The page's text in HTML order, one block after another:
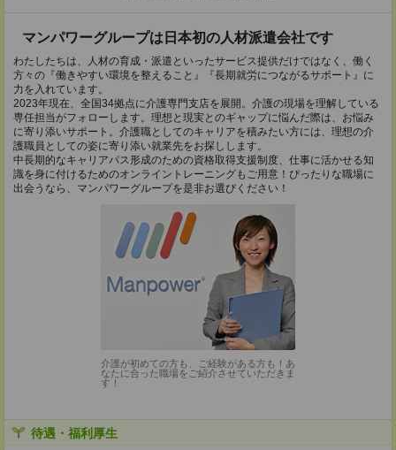
マンパワーグループは日本初の人材派遣会社です
わたしたちは、人材の育成・派遣といったサービス提供だけではなく、働く
方々の『働きやすい環境を整えること』『長期就労につながるサポート』に
力を入れています。
2023年現在、全国34拠点に介護専門支店を展開。介護の現場を理解している
専任担当がフォローします。理想と現実とのギャップに悩んだ際は、お悩み
に寄り添いサポート。介護職としてのキャリアを積みたい方には、理想の介
護職員としての姿に寄り添い就業先をお探しします。
中長期的なキャリアパス形成のための資格取得支援制度、仕事に活かせる知
識を身に付けるためのオンライントレーニングもご用意！ぴったりな職場に
出会うなら、マンパワーグループを是非お選びください！
介護が初めての方も、ご経験がある方も！あ
なたに合った職場をご紹介させていただきま
す！
待遇・福利厚生